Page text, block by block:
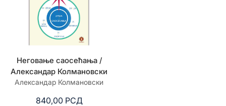
Неговање саосећања /
Александар Колмановски
Александар Колмановски
840,00 РСД